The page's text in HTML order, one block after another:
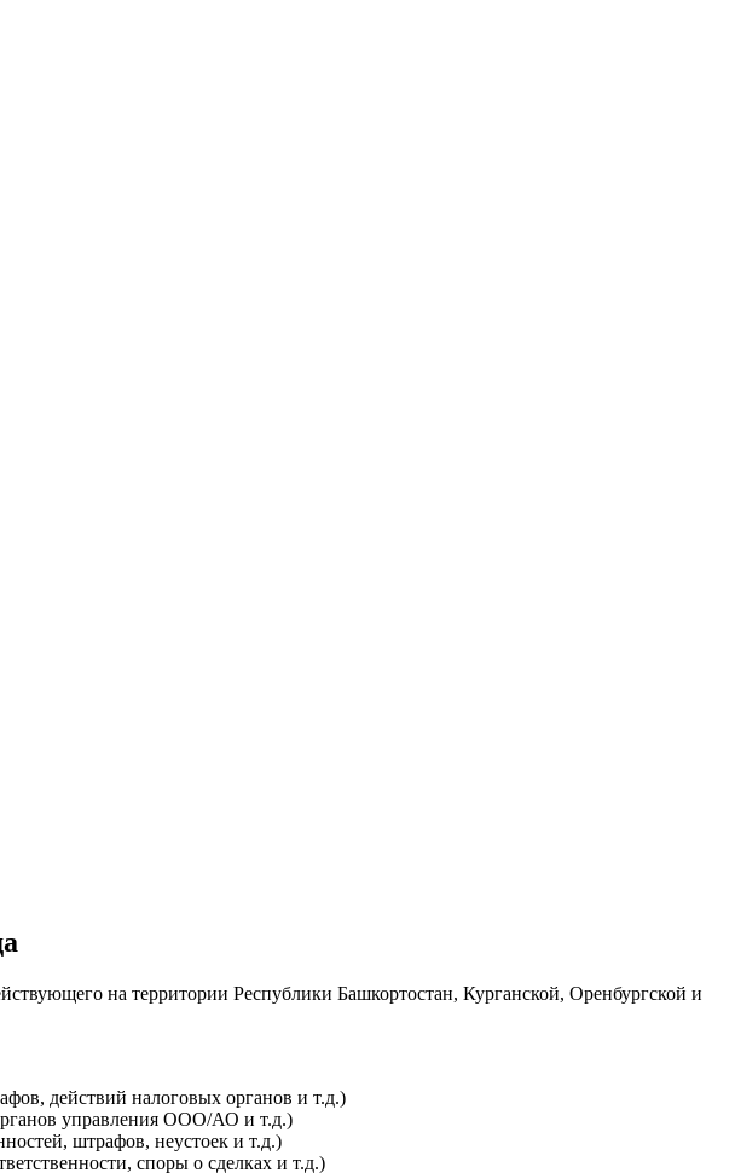
на территории Республики Башкортостан, Курганской, Оренбургской и
действий налоговых органов и т.д.)
управления ООО/АО и т.д.)
штрафов, неустоек и т.д.)
споры о сделках и т.д.)